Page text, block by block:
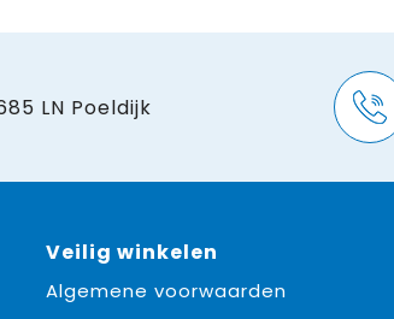
LN Poeldijk
Veilig winkelen
Algemene voorwaarden